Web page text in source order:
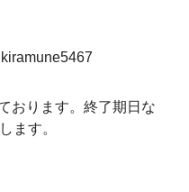
おります。終了期日な
ます。